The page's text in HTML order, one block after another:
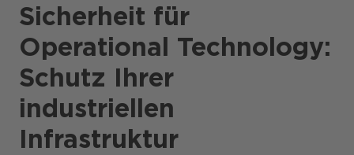
Business-Themen
Sicherheit für
Operational Technology:
Schutz Ihrer
industriellen
Infrastruktur